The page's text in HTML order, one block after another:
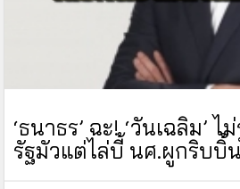
‘ธนาธร’ ฉะ! ‘วันเฉลิม’
รัฐมัวแต่ไล่บี้ นศ.ผูกริบบิ้